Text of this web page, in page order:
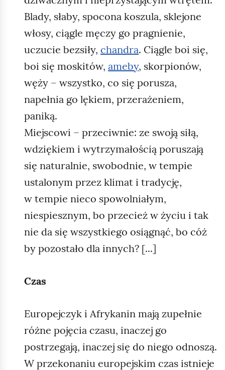
Blady, słaby, spocona koszula, sklejone
włosy, ciągle męczy go pragnienie,
uczucie bezsiły, chandra. Ciągle boi się,
boi się moskitów, ameby, skorpionów,
węży – wszystko, co się porusza,
napełnia go lękiem, przerażeniem,
paniką.
Miejscowi – przeciwnie: ze swoją siłą,
wdziękiem i wytrzymałością poruszają
się naturalnie, swobodnie, w tempie
ustalonym przez klimat i tradycję,
w tempie nieco spowolniałym,
niespiesznym, bo przecież w życiu i tak
nie da się wszystkiego osiągnąć, bo cóż
by pozostało dla innych? [...]
Czas
Europejczyk i Afrykanin mają zupełnie
różne pojęcia czasu, inaczej go
postrzegają, inaczej się do niego odnoszą.
W przekonaniu europejskim czas istnieje